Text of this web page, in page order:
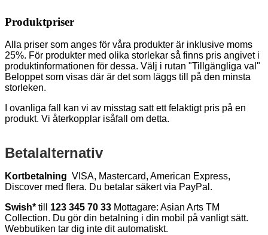
Produktpriser
Alla priser som anges för våra produkter är inklusive moms
25%. För produkter med olika storlekar så finns pris angivet i
produktinformationen för dessa. Välj i rutan "Tillgängliga val"
Beloppet som visas där är det som läggs till på den minsta
storleken.
I ovanliga fall kan vi av misstag satt ett felaktigt pris på en
produkt. Vi återkopplar isåfall om detta.
Betalalternativ
Kortbetalning VISA, Mastercard, American Express,
Discover med flera. Du betalar säkert via PayPal.
Swish* till 123 345 70 33 Mottagare: Asian Arts TM
Collection. Du gör din betalning i din mobil på vanligt sätt.
Webbutiken tar dig inte dit automatiskt.